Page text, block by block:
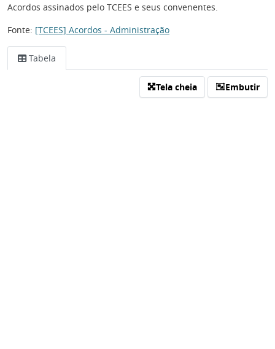
Acordos assinados pelo TCEES e seus convenentes.
Fonte: [TCEES] Acordos - Administração
Tabela
Tela cheia Embutir